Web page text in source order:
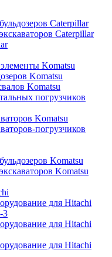
Caterpillar
Caterpillar
Komatsu
Komatsu
Komatsu
погрузчиков
Komatsu
погрузчиков
Komatsu
Komatsu
для Hitachi
3
для Hitachi
для Hitachi